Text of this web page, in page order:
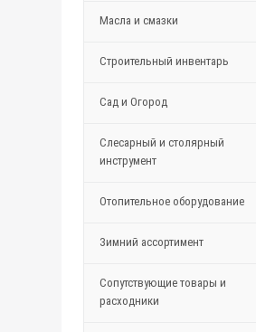
Масла и смазки
Строительный инвентарь
Сад и Огород
Слесарный и столярный
инструмент
Отопительное оборудование
Зимний ассортимент
Сопутствующие товары и
расходники